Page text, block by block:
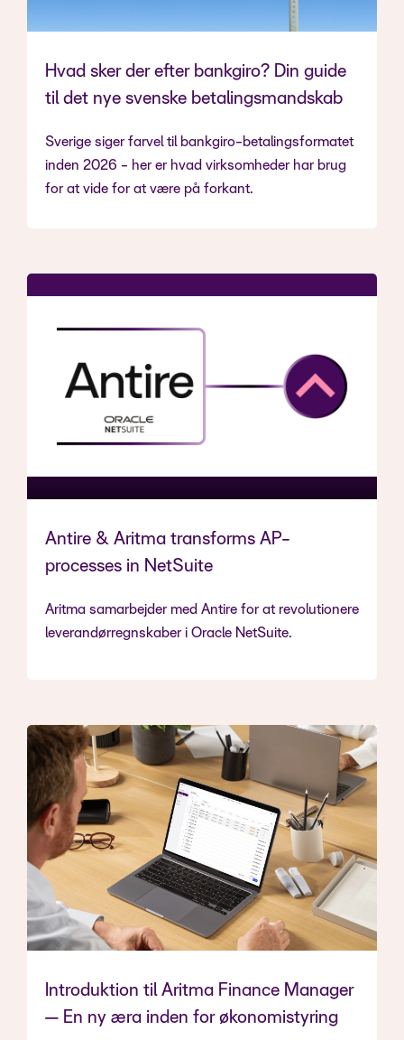
Hvad sker der efter bankgiro? Din guide
til det nye svenske betalingsmandskab
Sverige siger farvel til bankgiro-betalingsformatet
inden 2026 - her er hvad virksomheder har brug
for at vide for at være på forkant.
Antire & Aritma transforms AP-
processes in NetSuite
Aritma samarbejder med Antire for at revolutionere
leverandørregnskaber i Oracle NetSuite.
Introduktion til Aritma Finance Manager
— En ny æra inden for økonomistyring